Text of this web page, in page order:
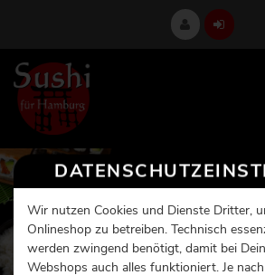
Wir nutzen Cookies und Dienste Dritter,
Onlineshop zu betreiben. Technisch
werden zwingend benötigt, damit bei
Webshops auch alles funktioniert. Je